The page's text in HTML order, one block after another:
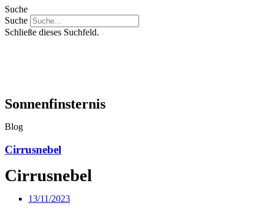
Suche
Suche
Schließe dieses Suchfeld.
Sonnenfinsternis
Blog
Cirrusnebel
Cirrusnebel
13/11/2023